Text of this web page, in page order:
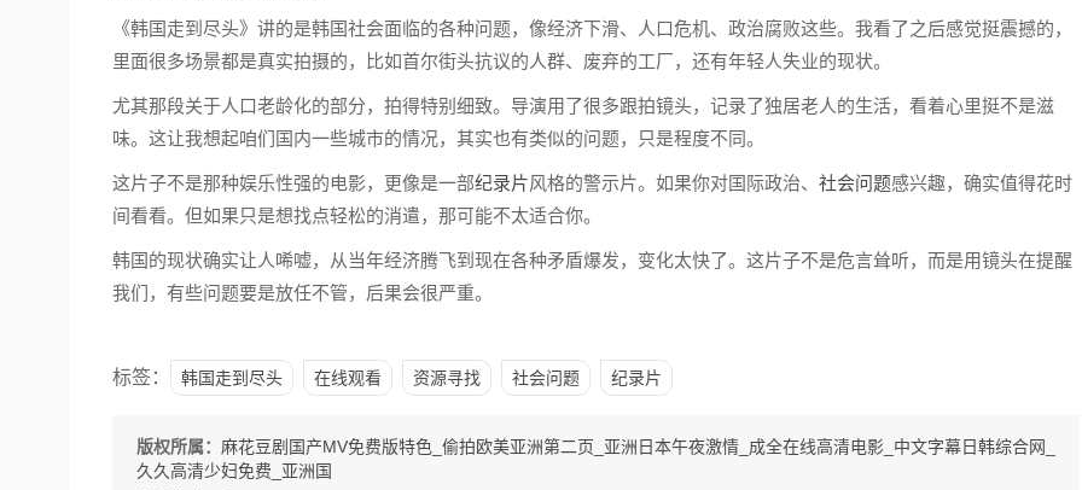
《韩国走到尽头》讲的是韩国社会面临的各种问题，像经济下滑、人口危机、政治腐败这些。我看了之后感觉挺震撼的，
里面很多场景都是真实拍摄的，比如首尔街头抗议的人群、废弃的工厂，还有年轻人失业的现状。
尤其那段关于人口老龄化的部分，拍得特别细致。导演用了很多跟拍镜头，记录了独居老人的生活，看着心里挺不是滋
味。这让我想起咱们国内一些城市的情况，其实也有类似的问题，只是程度不同。
这片子不是那种娱乐性强的电影，更像是一部纪录片风格的警示片。如果你对国际政治、 社会问题感兴趣，确实值得花时
间看看。但如果只是想找点轻松的消遣，那可能不太适合你。
韩国的现状确实让人唏嘘，从当年经济腾飞到现在各种矛盾爆发，变化太快了。这片子不是危言耸听，而是用镜头在提醒
我们，有些问题要是放任不管，后果会很严重。
标签： 韩国走到尽头 在线观看 资源寻找 社会问题 纪录片
版权所属： 麻花豆剧国产MV免费版特色_偷拍欧美亚洲第二页_亚洲日本午夜激情_成全在线高清电影_中文字幕日韩综合网_
久久高清少妇免费_亚洲国